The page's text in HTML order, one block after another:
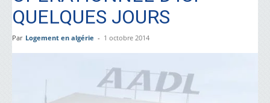
QUELQUES JOURS
Par Logement en algérie - 1 octobre 2014